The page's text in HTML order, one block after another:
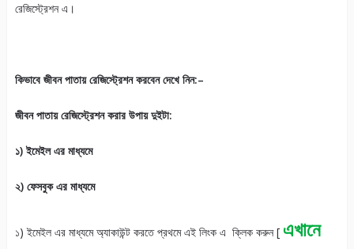
রেজিস্ট্রেশন এ।
কিভাবে জীবন পাতায় রেজিস্ট্রেশন করবেন দেখে নিন:–
জীবন পাতায় রেজিস্ট্রেশন করার উপায় দুইটা:
১) ইমেইল এর মাধ্যমে
২) ফেসবুক এর মাধ্যমে
১) ইমেইল এর মাধ্যমে অ্যাকাউন্ট করতে প্রথমে এই লিংক এ ক্লিক করুন [ এখানে